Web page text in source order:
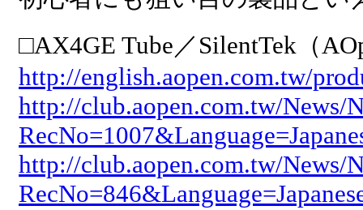
□AX4GE Tube／SilentTek（
http://english.aopen.com.tw/
http://club.aopen.com.tw/News/
http://club.aopen.com.tw/News/